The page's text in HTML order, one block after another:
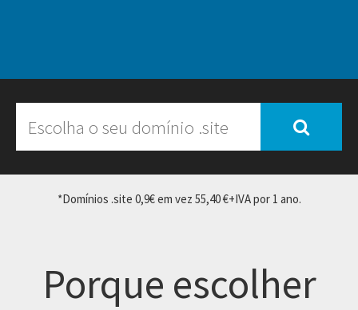
*Domínios .site 0,9€ em vez 55,40 €+IVA por 1 ano.
Porque escolher